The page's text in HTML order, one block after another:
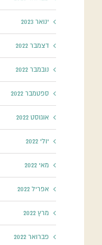
ינואר 2023
דצמבר 2022
נובמבר 2022
ספטמבר 2022
אוגוסט 2022
יולי 2022
מאי 2022
אפריל 2022
מרץ 2022
פברואר 2022